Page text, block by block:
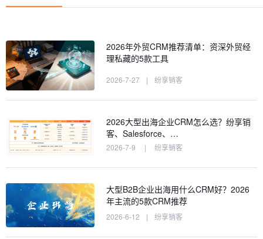
2026年外贸CRM推荐清单：资深外贸经
理私藏的5款工具
2026-7-27 | 纷享销客
2026大型出海企业CRM怎么选？纷享销
客、Salesforce、…
2026-7-9 | 纷享销客
大型B2B企业出海用什么CRM好？2026
年主流的5款CRM推荐
2026-6-12 | 纷享销客